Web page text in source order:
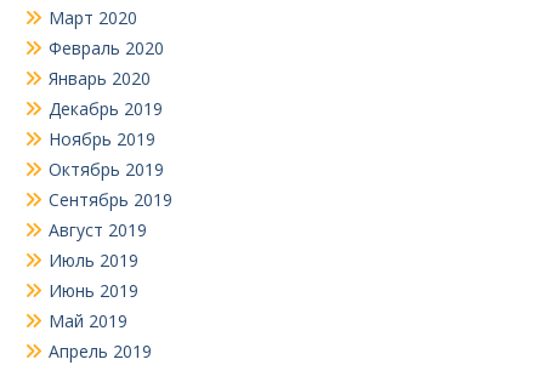
Март 2020
Февраль 2020
Январь 2020
Декабрь 2019
Ноябрь 2019
Октябрь 2019
Сентябрь 2019
Август 2019
Июль 2019
Июнь 2019
Май 2019
Апрель 2019